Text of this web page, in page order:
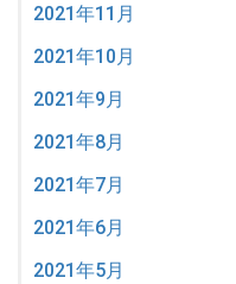
2021年11月
2021年10月
2021年9月
2021年8月
2021年7月
2021年6月
2021年5月